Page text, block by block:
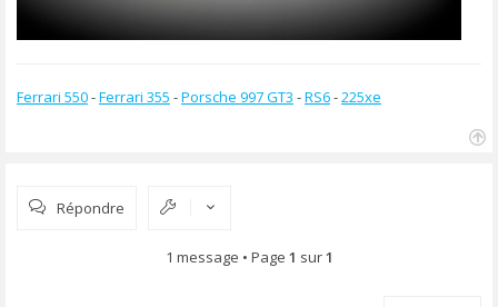
Ferrari 550-Ferrari 355 -Porsche 997 GT3 -RS6-225xe
Répondre
1 message • Page 1 sur1